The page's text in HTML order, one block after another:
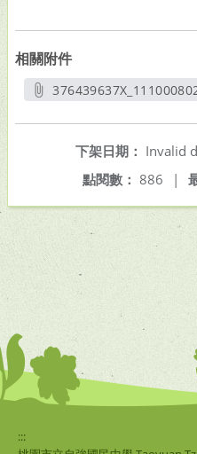
相關附件
下架日期： Invalid
點閱數： 886 |
:::